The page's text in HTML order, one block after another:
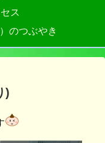
ス
のつぶやき
)